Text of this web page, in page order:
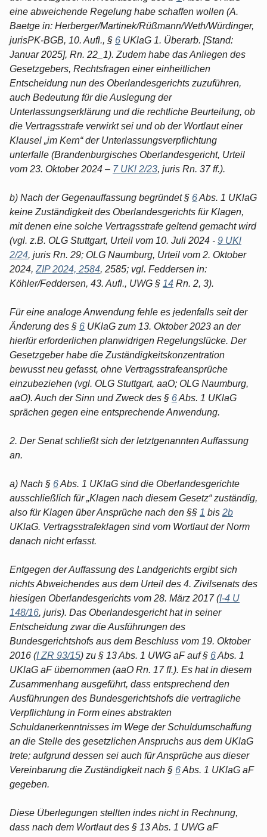
eine abweichende Regelung habe schaffen wollen (A.
Baetge in: Herberger/Martinek/Rüßmann/Weth/Würdinger,
jurisPK-BGB, 10. Aufl., § 6 UKlaG 1. Überarb. [Stand:
Januar 2025], Rn. 22_1). Zudem habe das Anliegen des
Gesetzgebers, Rechtsfragen einer einheitlichen
Entscheidung nun des Oberlandesgerichts zuzuführen,
auch Bedeutung für die Auslegung der
Unterlassungserklärung und die rechtliche Beurteilung, ob
die Vertragsstrafe verwirkt sei und ob der Wortlaut einer
Klausel „im Kern“ der Unterlassungsverpflichtung
unterfalle (Brandenburgisches Oberlandesgericht, Urteil
vom 23. Oktober 2024 – 7 UKl 2/23, juris Rn. 37 ff.).
b) Nach der Gegenauffassung begründet § 6Abs. 1 UKlaG
keine Zuständigkeit des Oberlandesgerichts für Klagen,
mit denen eine solche Vertragsstrafe geltend gemacht wird
(vgl. z.B. OLG Stuttgart, Urteil vom 10. Juli 2024 - 9 UKl
2/24, juris Rn. 29; OLG Naumburg, Urteil vom 2. Oktober
2024, ZIP 2024, 2584, 2585; vgl. Feddersen in:
Köhler/Feddersen, 43. Aufl., UWG § 14 Rn. 2, 3).
Für eine analoge Anwendung fehle es jedenfalls seit der
Änderung des § 6 UKlaG zum 13. Oktober 2023 an der
hierfür erforderlichen planwidrigen Regelungslücke. Der
Gesetzgeber habe die Zuständigkeitskonzentration
bewusst neu gefasst, ohne Vertragsstrafeansprüche
einzubeziehen (vgl. OLG Stuttgart, aaO; OLG Naumburg,
aaO). Auch der Sinn und Zweck des § 6Abs. 1 UKlaG
sprächen gegen eine entsprechende Anwendung.
2. Der Senat schließt sich der letztgenannten Auffassung
an.
a) Nach § 6Abs. 1 UKlaG sind die Oberlandesgerichte
ausschließlich für „Klagen nach diesem Gesetz“ zuständig,
also für Klagen über Ansprüche nach den §§ 1 bis 2b
UKlaG. Vertragsstrafeklagen sind vom Wortlaut der Norm
danach nicht erfasst.
Entgegen der Auffassung des Landgerichts ergibt sich
nichts Abweichendes aus dem Urteil des 4. Zivilsenats des
hiesigen Oberlandesgerichts vom 28. März 2017 (I-4 U
148/16, juris). Das Oberlandesgericht hat in seiner
Entscheidung zwar die Ausführungen des
Bundesgerichtshofs aus dem Beschluss vom 19. Oktober
2016 (I ZR 93/15) zu § 13 Abs. 1 UWG aF auf § 6Abs. 1
UKlaG aF übernommen (aaO Rn. 17 ff.). Es hat in diesem
Zusammenhang ausgeführt, dass entsprechend den
Ausführungen des Bundesgerichtshofs die vertragliche
Verpflichtung in Form eines abstrakten
Schuldanerkenntnisses im Wege der Schuldumschaffung
an die Stelle des gesetzlichen Anspruchs aus dem UKlaG
trete; aufgrund dessen sei auch für Ansprüche aus dieser
Vereinbarung die Zuständigkeit nach § 6Abs. 1 UKlaG aF
gegeben.
Diese Überlegungen stellten indes nicht in Rechnung,
dass nach dem Wortlaut des § 13 Abs. 1 UWG aF